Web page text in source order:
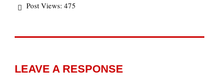
Post Views: 475
LEAVE A RESPONSE